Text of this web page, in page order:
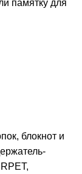
памятку для
блокнот и